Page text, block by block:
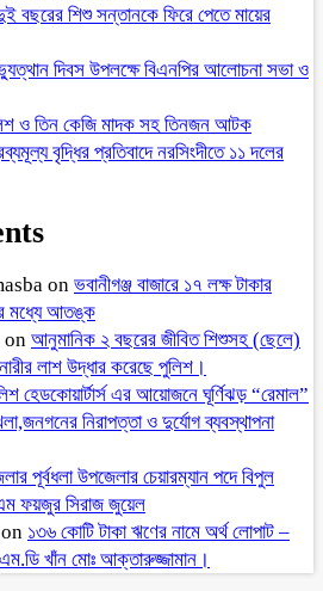
বছরের শিশু সন্তানকে ফিরে পেতে মায়ের
দিবস উপলক্ষে বিএনপির আলোচনা সভা ও
ও তিন কেজি মাদক সহ তিনজন আটক
বৃদ্ধির প্রতিবাদে নরসিংদীতে ১১ দলের
on ভবানীগঞ্জ বাজারে ১৭ লক্ষ টাকার
মধ্যে আতঙ্ক
on আনুমানিক ২ বছরের জীবিত শিশুসহ (ছেলে)
লাশ উদ্ধার করেছে পুলিশ।
হেডকোয়ার্টার্স এর আয়োজনে ঘূর্ণিঝড় “রেমাল”
নিরাপত্তা ও দুর্যোগ ব্যবস্থাপনা
পূর্বধলা উপজেলার চেয়ারম্যান পদে বিপুল
ফয়জুর সিরাজ জুয়েল
on ১৩৬ কোটি টাকা ঋণের নামে অর্থ লোপাট –
খাঁন মোঃ আক্তারুজ্জামান।